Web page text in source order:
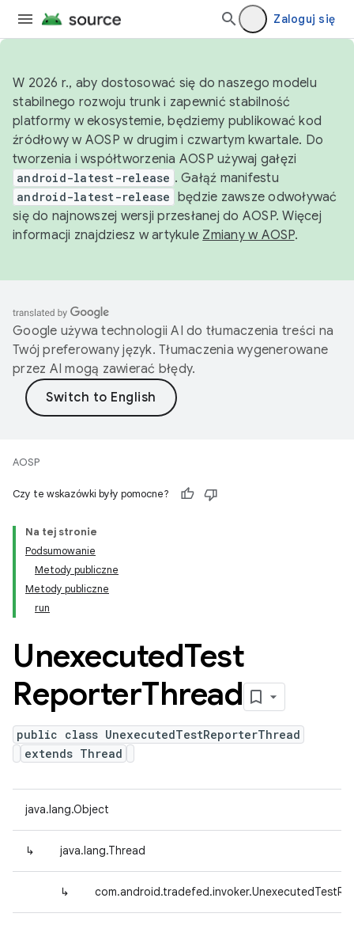
Zaloguj się
W 2026 r., aby dostosować się do naszego modelu
stabilnego rozwoju trunk i zapewnić stabilność
platformy w ekosystemie, będziemy publikować kod
źródłowy w AOSP w drugim i czwartym kwartale. Do
tworzenia i współtworzenia AOSP używaj gałęzi
android-latest-release . Gałąź manifestu
android-latest-release będzie zawsze odwoływać
się do najnowszej wersji przesłanej do AOSP. Więcej
informacji znajdziesz w artykule Zmiany w AOSP.
Google używa technologii AI do tłumaczenia treści na
Twój preferowany język. Tłumaczenia wygenerowane
przez AI mogą zawierać błędy.
AOSP
Czy te wskazówki były pomocne?
Na tej stronie
Podsumowanie
Metody publiczne
Metody publiczne
run
UnexecutedTest
ReporterThread
public class UnexecutedTestReporterThread
extends Thread
java.lang.Object
↳ java.lang.Thread
↳